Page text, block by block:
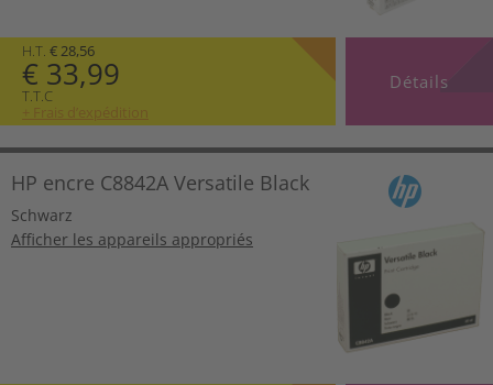
H.T. € 28,56
€ 33,99
T.T.C
+ Frais d’expédition
Détails
HP encre C8842A Versatile Black
Schwarz
Afficher les appareils appropriés